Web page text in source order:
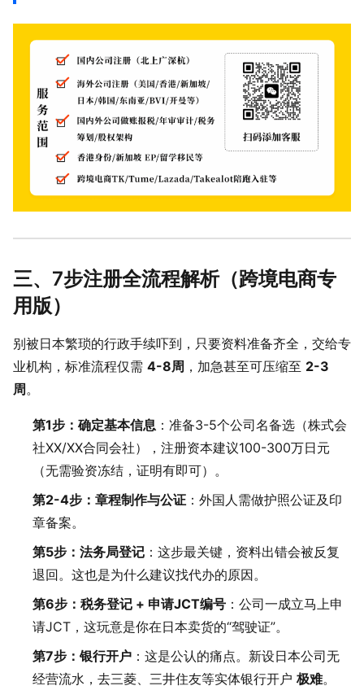
三、7步注册全流程解析（跨境电商专
用版）
别被日本繁琐的行政手续吓到，只要资料准备齐全，交给专
业机构，标准流程仅需 4-8周 ，加急甚至可压缩至 2-3
周。
第1步：确定基本信息 ：准备3-5个公司名备选（株式会
社XX/XX合同会社），注册资本建议100-300万日元
（无需验资冻结，证明有即可）。
第2-4步：章程制作与公证 ：外国人需做护照公证及印
章备案。
第5步：法务局登记 ：这步最关键，资料出错会被反复
退回。这也是为什么建议找代办的原因。
第6步：税务登记 + 申请JCT编号 ：公司一成立马上申
请JCT，这玩意是你在日本卖货的“驾驶证”。
第7步：银行开户 ：这是公认的痛点。新设日本公司无
经营流水，去三菱、三井住友等实体银行开户 极难。